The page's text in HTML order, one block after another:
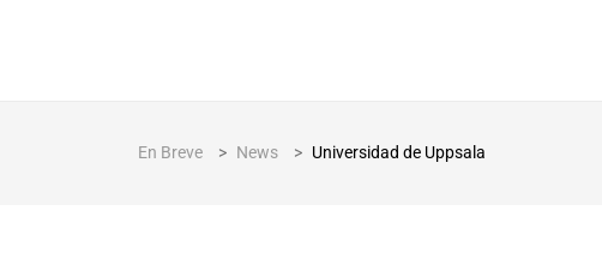
En Breve > News > Universidad de Uppsala